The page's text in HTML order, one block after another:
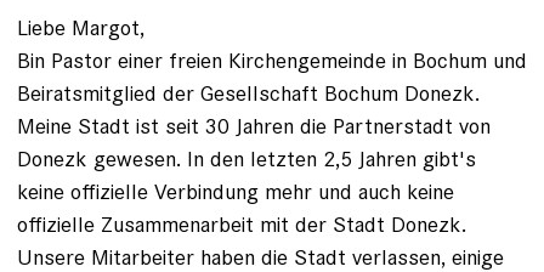
Liebe Margot,
Bin Pastor einer freien Kirchengemeinde in Bochum und
Beiratsmitglied der Gesellschaft Bochum Donezk.
Meine Stadt ist seit 30 Jahren die Partnerstadt von
Donezk gewesen. In den letzten 2,5 Jahren gibt's
keine offizielle Verbindung mehr und auch keine
offizielle Zusammenarbeit mit der Stadt Donezk.
Unsere Mitarbeiter haben die Stadt verlassen, einige